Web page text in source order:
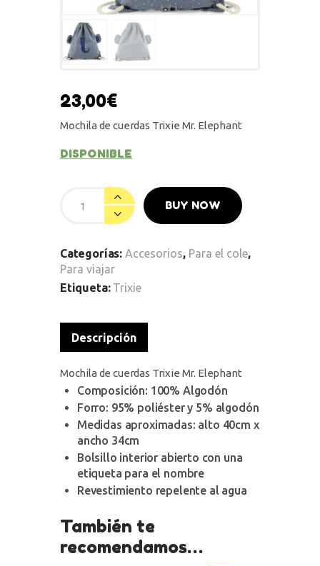
23,00€
Mochila de cuerdas Trixie Mr. Elephant
DISPONIBLE
BUY NOW
Categorías: Accesorios, Para el cole,
Para viajar
Etiqueta: Trixie
Descripción
Mochila de cuerdas Trixie Mr. Elephant
Composición: 100% Algodón
Forro: 95% poliéster y 5% algodón
Medidas aproximadas: alto 40cm x
ancho 34cm
Bolsillo interior abierto con una
etiqueta para el nombre
Revestimiento repelente al agua
También te
recomendamos…